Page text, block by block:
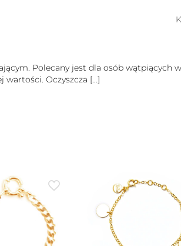
Polecany jest dla osób
wartości. Oczyszcza […]